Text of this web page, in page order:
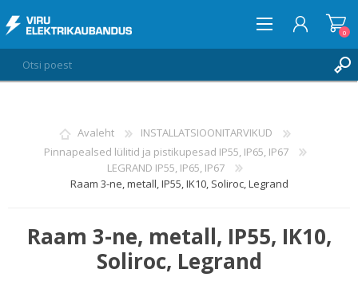
LOGI SISSE
SOOVIKORV 0
0
Avaleht
INSTALLATSIOONITARVIKUD
Pinnapealsed lülitid ja pistikupesad IP55, IP65, IP67
LEGRAND IP55, IP65, IP67
Raam 3-ne, metall, IP55, IK10, Soliroc, Legrand
Raam 3-ne, metall, IP55, IK10,
Soliroc, Legrand